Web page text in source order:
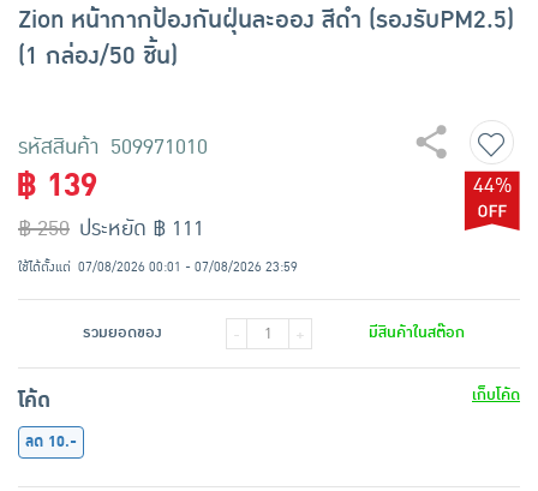
Zion หน้ากากป้องกันฝุ่นละออง สีดำ (รองรับPM2.5)
(1 กล่อง/50 ชิ้น)
รหัสสินค้า 509971010
฿ 139
฿ 250
44%
ประหยัด ฿ 111
ใช้ได้ตั้งแต่ 07/08/2026 00:01 - 07/08/2026 23:59
รวมยอดของ - + มีสินค้าในสต๊อก
โค้ด
เก็บโค้ด
ลด 10.-